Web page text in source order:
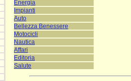
Energia
Impianti
Auto
Bellezza Benessere
Motocicli
Nautica
Affari
Editoria
Salute